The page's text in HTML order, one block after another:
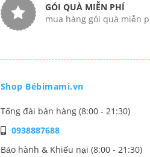
GÓI QUÀ MIỄN PHÍ
mua hàng gói quà miễn
Shop Bébimami.vn
Tổng đài bán hàng (8:00 - 21:30)
0938887688
Bảo hành & Khiếu nại (8:00 - 21:30)